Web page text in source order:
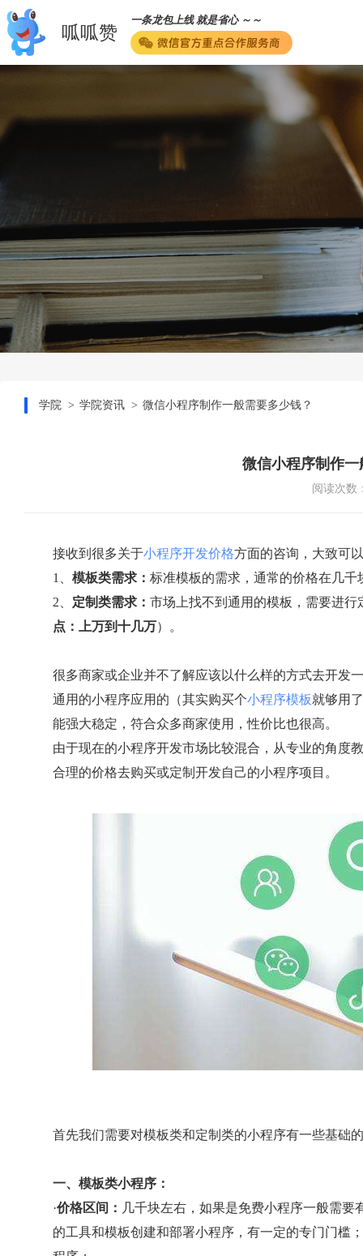
呱呱赞
一条龙包上线 就是省心 ～～
学院 学院资讯 微信小程序制作一般需要多少钱？
微信小程序制作
阅读次数
接收到很多关于小程序开发价格方面的咨询，大致可
1、 模板类需求： 标准模板的需求，通常的价格在几千
2、 定制类需求： 市场上找不到通用的模板，需要进
点：上万到十几万）。
很多商家或企业并不了解应该以什么样的方式去开发
通用的小程序应用的（其实购买个小程序模板就够用
能强大稳定，符合众多商家使用，性价比也很高。
由于现在的小程序开发市场比较混合，从专业的角度
合理的价格去购买或定制开发自己的小程序项目。
首先我们需要对模板类和定制类的小程序有一些基础
一、模板类小程序：
·价格区间： 几千块左右，如果是免费小程序一般需
的工具和模板创建和部署小程序，有一定的专门门槛